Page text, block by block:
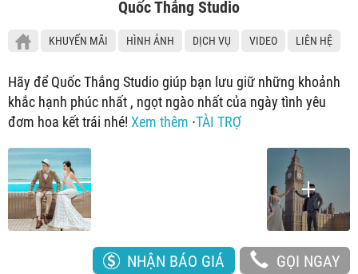
Quốc Thắng Studio
KHUYẾN MÃI HÌNH ẢNH DỊCH VỤ VIDEO LIÊN HỆ
Hãy để Quốc Thắng Studio giúp bạn lưu giữ những khoảnh
khắc hạnh phúc nhất , ngọt ngào nhất của ngày tình yêu
đơm hoa kết trái nhé! Xem thêm ∙TÀI TRỢ
NHẬN BÁO GIÁ GỌI NGAY